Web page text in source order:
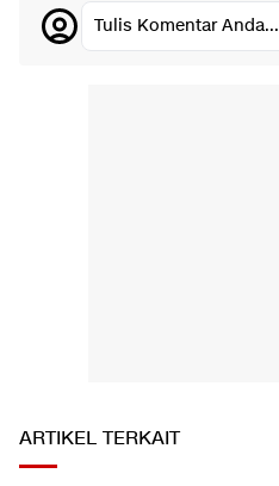
Tulis Komentar Anda...
ARTIKEL TERKAIT